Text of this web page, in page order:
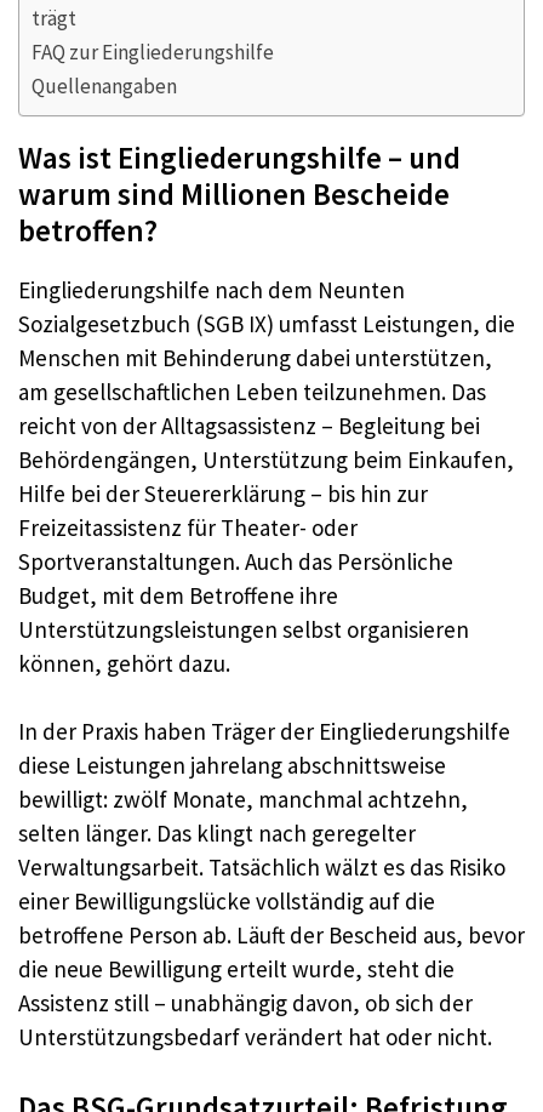
trägt
FAQ zur Eingliederungshilfe
Quellenangaben
Was ist Eingliederungshilfe – und
warum sind Millionen Bescheide
betroffen?
Eingliederungshilfe nach dem Neunten
Sozialgesetzbuch (SGB IX) umfasst Leistungen, die
Menschen mit Behinderung dabei unterstützen,
am gesellschaftlichen Leben teilzunehmen. Das
reicht von der Alltagsassistenz – Begleitung bei
Behördengängen, Unterstützung beim Einkaufen,
Hilfe bei der Steuererklärung – bis hin zur
Freizeitassistenz für Theater- oder
Sportveranstaltungen. Auch das Persönliche
Budget, mit dem Betroffene ihre
Unterstützungsleistungen selbst organisieren
können, gehört dazu.
In der Praxis haben Träger der Eingliederungshilfe
diese Leistungen jahrelang abschnittsweise
bewilligt: zwölf Monate, manchmal achtzehn,
selten länger. Das klingt nach geregelter
Verwaltungsarbeit. Tatsächlich wälzt es das Risiko
einer Bewilligungslücke vollständig auf die
betroffene Person ab. Läuft der Bescheid aus, bevor
die neue Bewilligung erteilt wurde, steht die
Assistenz still – unabhängig davon, ob sich der
Unterstützungsbedarf verändert hat oder nicht.